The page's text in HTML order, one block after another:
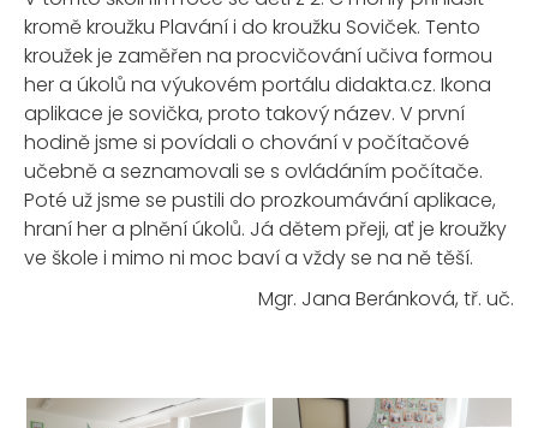
kromě kroužku Plavání i do kroužku Soviček. Tento
kroužek je zaměřen na procvičování učiva formou
her a úkolů na výukovém portálu didakta.cz. Ikona
aplikace je sovička, proto takový název. V první
hodině jsme si povídali o chování v počítačové
učebně a seznamovali se s ovládáním počítače.
Poté už jsme se pustili do prozkoumávání aplikace,
hraní her a plnění úkolů. Já dětem přeji, ať je kroužky
ve škole i mimo ni moc baví a vždy se na ně těší.
Mgr. Jana Beránková, tř. uč.